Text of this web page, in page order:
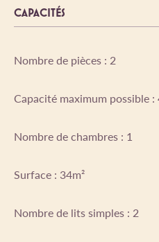
CAPACITÉS
Nombre de pièces : 2
Capacité maximum possible :
Nombre de chambres : 1
Surface : 34m²
Nombre de lits simples : 2